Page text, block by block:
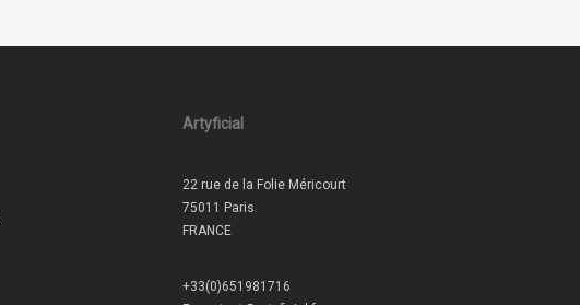
Artyficial
22 rue de la Folie Méricourt
75011 Paris
FRANCE
+33(0)651981716